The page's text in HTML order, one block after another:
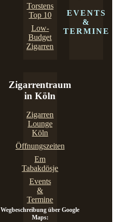
Torstens
Top 10
Low-
Budget
Zigarren
EVENTS
&
TERMINE
Zigarrentraum
in Köln
Zigarren
Lounge
Köln
Öffnungszeiten
Em
Tabakdösje
Events
&
Termine
Wegbeschreibung über Google
Maps: